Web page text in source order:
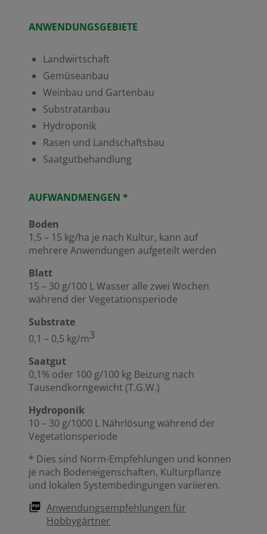
ANWENDUNGSGEBIETE
Landwirtschaft
Gemüseanbau
Weinbau und Gartenbau
Substratanbau
Hydroponik
Rasen und Landschaftsbau
Saatgutbehandlung
AUFWANDMENGEN *
Boden
1,5 – 15 kg/ha je nach Kultur, kann auf
mehrere Anwendungen aufgeteilt werden
Blatt
15 – 30 g/100 L Wasser alle zwei Wochen
während der Vegetationsperiode
Substrate
0,1 – 0,5 kg/m3
Saatgut
0,1% oder 100 g/100 kg Beizung nach
Tausendkorngewicht (T.G.W.)
Hydroponik
10 – 30 g/1000 L Nährlösung während der
Vegetationsperiode
* Dies sind Norm-Empfehlungen und können
je nach Bodeneigenschaften, Kulturpflanze
und lokalen Systembedingungen variieren.
Anwendungsempfehlungen für
Hobbygärtner